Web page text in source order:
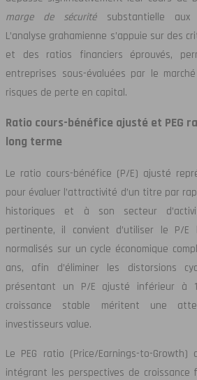
marge de sécurité substantielle aux
L’analyse grahamienne s’appuie sur des
et des ratios financiers éprouvés,
entreprises sous-évaluées par le
risques de perte en capital.
Ratio cours-bénéfice ajusté et PEG
long terme
Le ratio cours-bénéfice (P/E) ajusté
pour évaluer l’attractivité d’un titre par
historiques et à son secteur
pertinente, il convient d’utiliser le P/
normalisés sur un cycle économique
ans, afin d’éliminer les distorsions
présentant un P/E ajusté inférieur à
croissance stable méritent une
investisseurs value.
Le PEG ratio (Price/Earnings-to-
intégrant les perspectives de croissance